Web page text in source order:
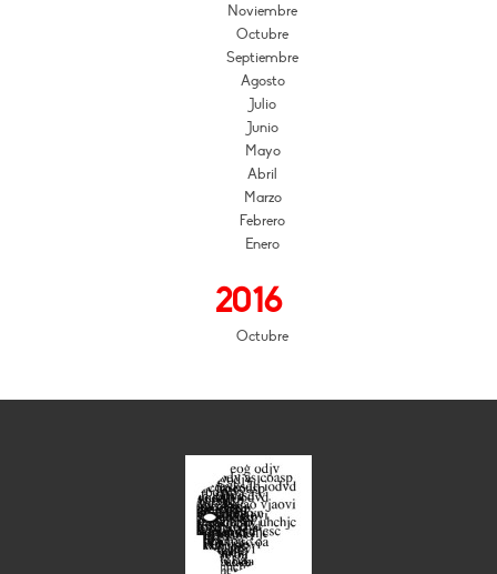
Noviembre
Octubre
Septiembre
Agosto
Julio
Junio
Mayo
Abril
Marzo
Febrero
Enero
2016
Octubre